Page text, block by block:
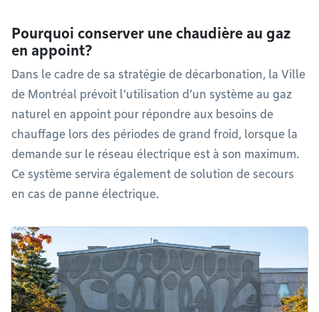
Pourquoi conserver une chaudière au gaz
en appoint?
Dans le cadre de sa stratégie de décarbonation, la Ville
de Montréal prévoit l’utilisation d’un système au gaz
naturel en appoint pour répondre aux besoins de
chauffage lors des périodes de grand froid, lorsque la
demande sur le réseau électrique est à son maximum.
Ce système servira également de solution de secours
en cas de panne électrique.